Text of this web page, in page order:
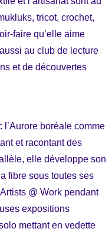
tricot, crochet,
faire qu’elle aime
au club de lecture
et de découvertes
boréale comme
et racontant des
elle développe son
fibre sous toutes ses
@ Work pendant
expositions
mettant en vedette